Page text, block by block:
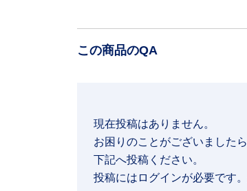
この商品のQA
現在投稿はありません。
お困りのことがございましたら
下記へ投稿ください。
投稿にはログインが必要です。